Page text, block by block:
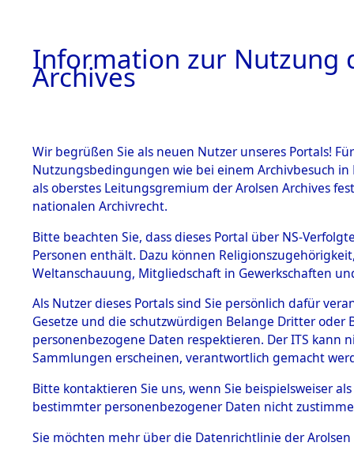
BESTÄNDE
1.
Inhaftierungsdoku
mente
1.2.9 Beim ITS
Effekten
1.2.9.1
Effekten aus
dem KZ
Dachau
1.2.9.2
Effekten aus
dem KZ
Bayerisches
0002
Information zur Nutzung
Archives
Wir begrüßen Sie als neuen Nutzer unseres Portals!
Nutzungsbedingungen wie bei einem Archivbesuch
als oberstes Leitungsgremium der Arolsen Archives
nationalen Archivrecht.
Bitte beachten Sie, dass dieses Portal über NS-
Personen enthält. Dazu können
Weltanschauung, Mitgliedschaft in Gewerkschaften
Als Nutzer dieses Portals sind Sie persönlich dafür
Gesetze und die schutzwürdigen Belange Dritter
personenbezogene Daten respektieren. Der ITS
Sammlungen erscheinen, verantwortlich gemacht
Bitte kontaktieren Sie uns, wenn Sie beispielsweiser
bestimmter personenbezogener Daten nicht
Sie möchten mehr über die Datenrichtlinie der Arolsen